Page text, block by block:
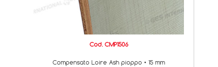
Cod. CMP1506
Compensato Loire Ash pioppo • 15 mm